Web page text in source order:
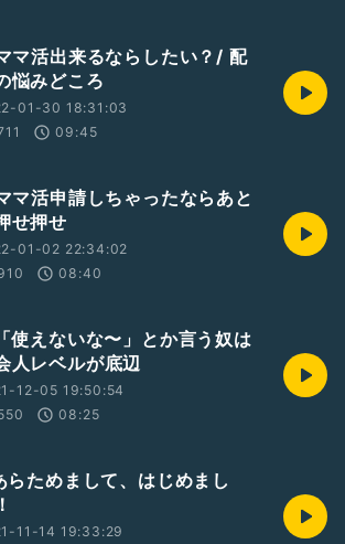
マ活出来るならしたい？/ 配
悩みどころ
01-30 18:31:03
09:45
マ活申請しちゃったならあと
せ押せ
01-02 22:34:02
08:40
使えないな〜」とか言う奴は
人レベルが底辺
12-05 19:50:54
08:25
らためまして、はじめまし
11-14 19:33:29